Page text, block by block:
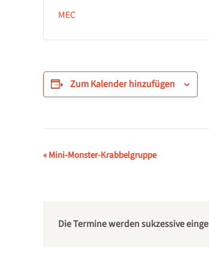
MEC
Zum Kalender hinzufügen
Veranstaltung-
«Mini-Monster-Krabbelgruppe
Die Termine werden sukzessive